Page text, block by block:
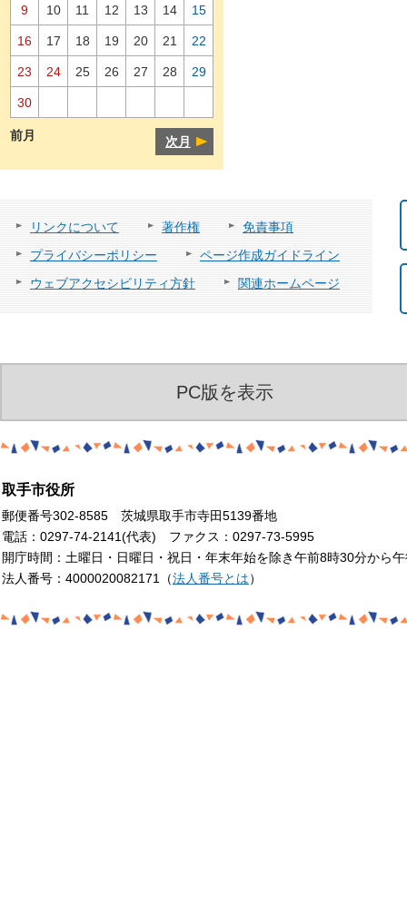
9 10 11 12 13 14 15
16 17 18 19 20 21 22
23 24 25 26 27 28 29
30
前月 次月
リンクについて 著作権
免責事項
プライバシーポリシー
ページ作成ガイドライン
ウェブアクセシビリティ方針
関連ホームページ
PC版を表示
取手市役所
郵便番号302-8585 茨城県取手市寺田5139番地
電話：0297-74-2141(代表) ファクス：0297-73-5995
開庁時間：土曜日・日曜日・祝日・年末年始を除き午前8時30分から
法人番号：4000020082171（法人番号とは）